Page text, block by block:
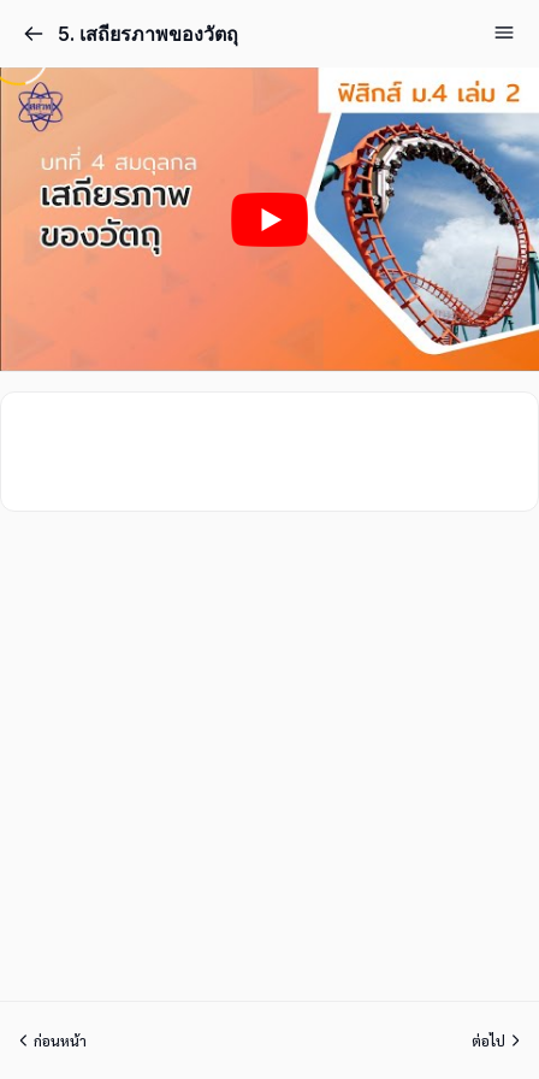
5. เสถียรภาพของวัตถุ
ก่อนหน้า ต่อไป